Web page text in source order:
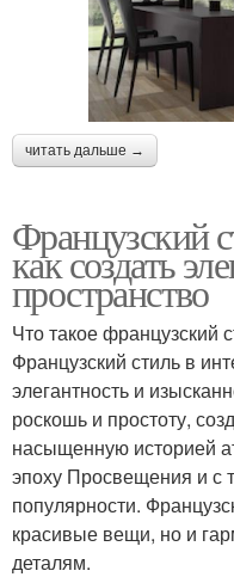
читать дальше →
Французский
как создать
пространство
Что такое французский
Французский стиль в
элегантность и
роскошь и простоту,
насыщенную историей
эпоху Просвещения и с
популярности.
красивые вещи, но и
деталям.